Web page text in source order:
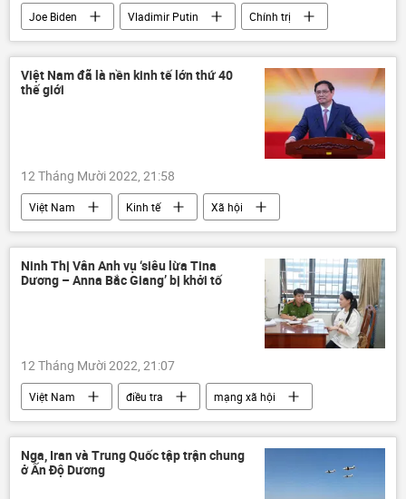
Joe Biden Vladimir Putin
Chính trị
Điện Kremlin
Nga
Hoa Kỳ
đàm phán
Việt Nam đã là nền kinh tế lớn thứ 40
thế giới
12 Tháng Mười 2022, 21:58
Việt Nam Kinh tế
Xã hội
chiến lược phát triển kinh tế
Ninh Thị Vân Anh vụ ‘siêu lừa Tina
Dương – Anna Bắc Giang’ bị khởi tố
12 Tháng Mười 2022, 21:07
Việt Nam điều tra
mạng xã hội
công an
Xã hội
Nga, Iran và Trung Quốc tập trận chung
ở Ấn Độ Dương